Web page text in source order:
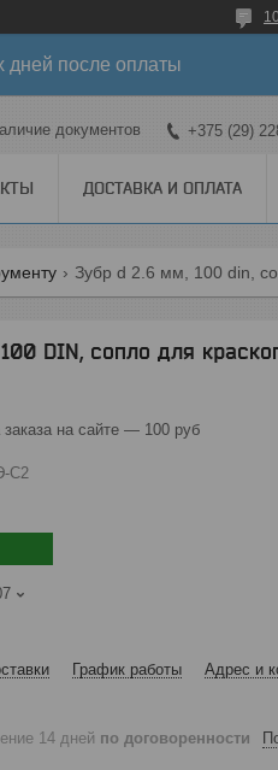
дней после оплаты
документов +375 (29)
ДОСТАВКА И ОПЛАТА
Зубр d 2.6 мм, 100 din,
DIN, сопло для
на сайте — 100 руб
С2
График работы Адрес и
14 дней по договоренности